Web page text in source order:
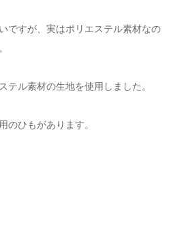
ですが、実はポリエステル素材なの
テル素材の生地を使用しました。
のひもがあります。